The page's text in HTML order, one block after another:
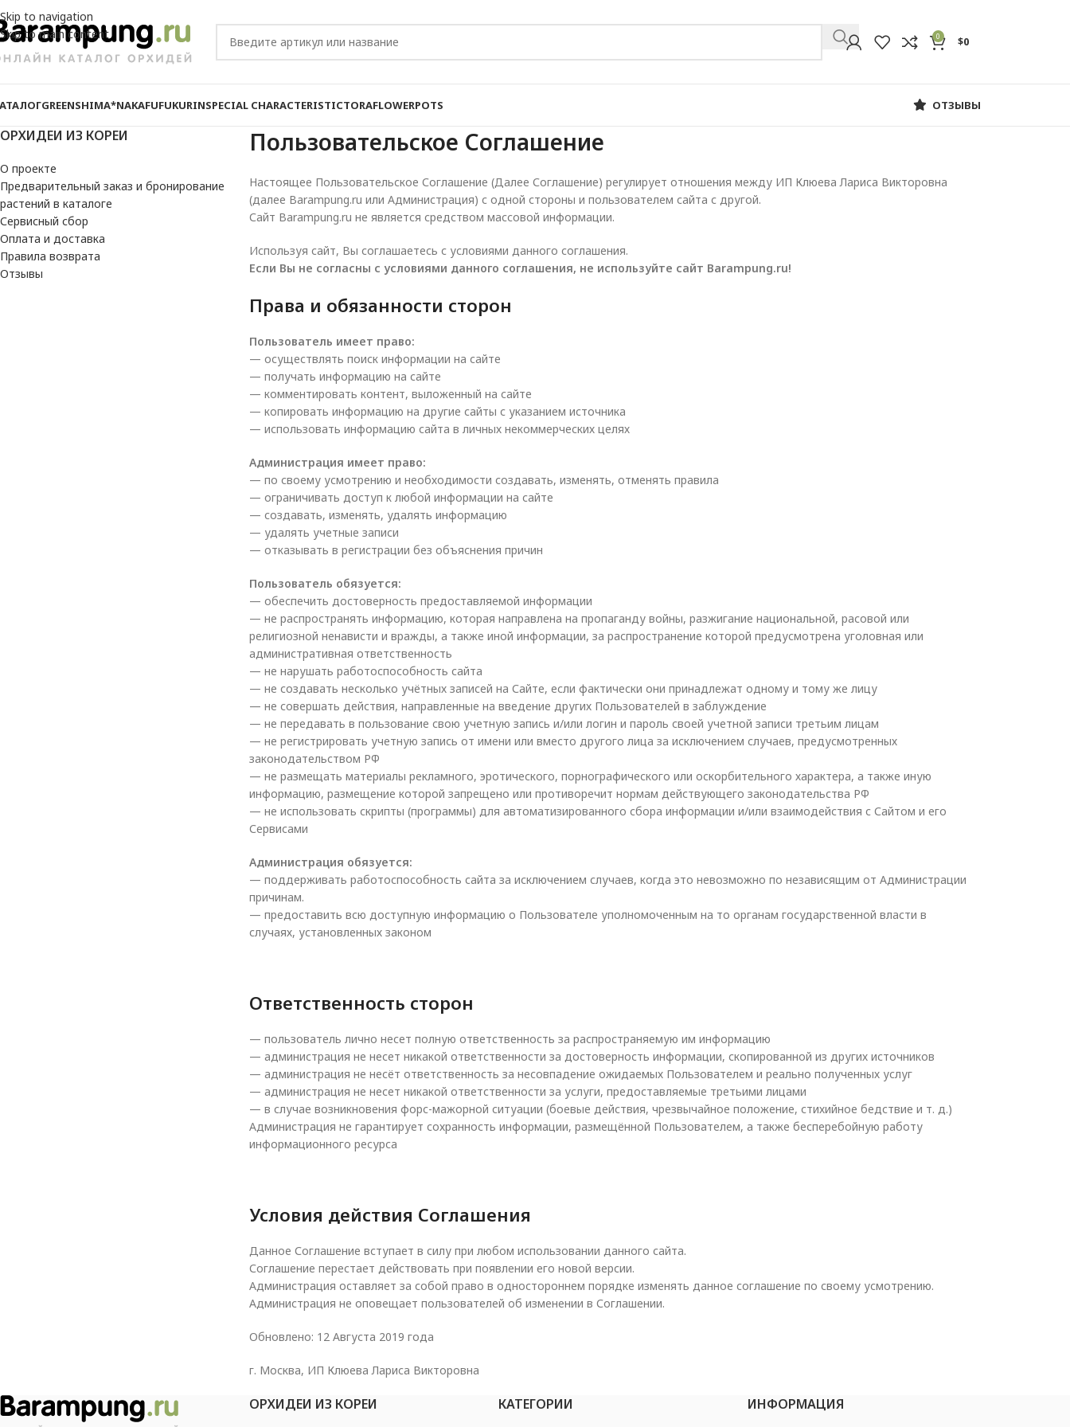
Skip to navigation
Skip to main content
0 $0
GREENSHIMA*NAKAFUFUKURINSPECIAL CHARACTERISTICTORAFLOWERPOTS ОТЗЫВЫ
ОРХИДЕИ ИЗ КОРЕИ
О проекте
Предварительный заказ и бронирование
растений в каталоге
Сервисный сбор
Оплата и доставка
Правила возврата
Отзывы
Пользовательское Соглашение
Настоящее Пользовательское Соглашение (Далее Соглашение) регулирует отношения между ИП Клюева Лариса Викторовна
(далее Barampung.ru или Администрация) с одной стороны и пользователем сайта с другой.
Сайт Barampung.ru не является средством массовой информации.
Используя сайт, Вы соглашаетесь с условиями данного соглашения.
Если Вы не согласны с условиями данного соглашения, не используйте сайт Barampung.ru!
Права и обязанности сторон
Пользователь имеет право:
— осуществлять поиск информации на сайте
— получать информацию на сайте
— комментировать контент, выложенный на сайте
— копировать информацию на другие сайты с указанием источника
— использовать информацию сайта в личных некоммерческих целях
Администрация имеет право:
— по своему усмотрению и необходимости создавать, изменять, отменять правила
— ограничивать доступ к любой информации на сайте
— создавать, изменять, удалять информацию
— удалять учетные записи
— отказывать в регистрации без объяснения причин
Пользователь обязуется:
— обеспечить достоверность предоставляемой информации
— не распространять информацию, которая направлена на пропаганду войны, разжигание национальной, расовой или
религиозной ненависти и вражды, а также иной информации, за распространение которой предусмотрена уголовная или
административная ответственность
— не нарушать работоспособность сайта
— не создавать несколько учётных записей на Сайте, если фактически они принадлежат одному и тому же лицу
— не совершать действия, направленные на введение других Пользователей в заблуждение
— не передавать в пользование свою учетную запись и/или логин и пароль своей учетной записи третьим лицам
— не регистрировать учетную запись от имени или вместо другого лица за исключением случаев, предусмотренных
законодательством РФ
— не размещать материалы рекламного, эротического, порнографического или оскорбительного характера, а также иную
информацию, размещение которой запрещено или противоречит нормам действующего законодательства РФ
— не использовать скрипты (программы) для автоматизированного сбора информации и/или взаимодействия с Сайтом и его
Сервисами
Администрация обязуется:
— поддерживать работоспособность сайта за исключением случаев, когда это невозможно по независящим от Администрации
причинам.
— предоставить всю доступную информацию о Пользователе уполномоченным на то органам государственной власти в
случаях, установленных законом
Ответственность сторон
— пользователь лично несет полную ответственность за распространяемую им информацию
— администрация не несет никакой ответственности за достоверность информации, скопированной из других источников
— администрация не несёт ответственность за несовпадение ожидаемых Пользователем и реально полученных услуг
— администрация не несет никакой ответственности за услуги, предоставляемые третьими лицами
— в случае возникновения форс-мажорной ситуации (боевые действия, чрезвычайное положение, стихийное бедствие и т. д.)
Администрация не гарантирует сохранность информации, размещённой Пользователем, а также бесперебойную работу
информационного ресурса
Условия действия Соглашения
Данное Соглашение вступает в силу при любом использовании данного сайта.
Соглашение перестает действовать при появлении его новой версии.
Администрация оставляет за собой право в одностороннем порядке изменять данное соглашение по своему усмотрению.
Администрация не оповещает пользователей об изменении в Соглашении.
Обновлено: 12 Августа 2019 года
г. Москва, ИП Клюева Лариса Викторовна
ОРХИДЕИ ИЗ КОРЕИ КАТЕГОРИИ ИНФОРМАЦИЯ